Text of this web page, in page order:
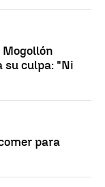
su culpa: "Ni
para